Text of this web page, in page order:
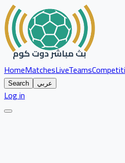
HomeMatchesLiveTeams
Search عربي
Log in